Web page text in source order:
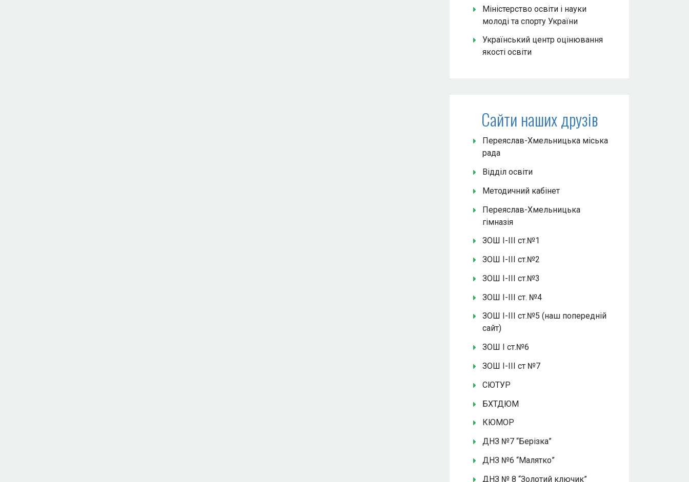
Міністерство освіти і науки
молоді та спорту України
Український центр оцінювання
якості освіти
Сайти наших друзів
Переяслав-Хмельницька міська
рада
Відділ освіти
Методичний кабінет
Переяслав-Хмельницька
гімназія
ЗОШ І-ІІІ ст.№1
ЗОШ І-ІІІ ст.№2
ЗОШ І-ІІІ ст.№3
ЗОШ І-ІІІ ст. №4
ЗОШ І-ІІІ ст.№5 (наш попередній
сайт)
ЗОШ І ст.№6
ЗОШ І-ІІІ ст №7
СЮТУР
БХТДЮМ
КЮМОР
ДНЗ №7 “Берізка”
ДНЗ №6 “Малятко”
ДНЗ № 8 “Золотий ключик”